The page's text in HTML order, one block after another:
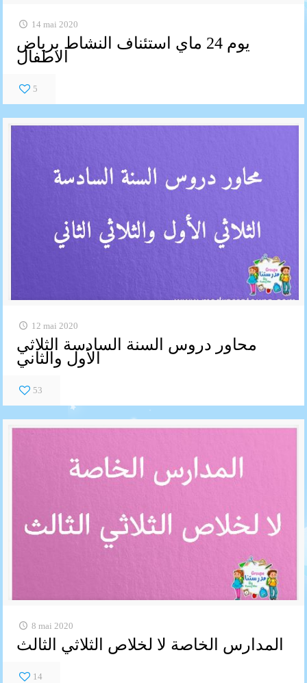
14 mai 2020
يوم 24 ماي استئناف النشاط برياض
الاطفال
5
12 mai 2020
محاور دروس السنة السادسة الثلاثي
الأول والثاني
53
8 mai 2020
المدارس الخاصة لا لخلاص الثلاثي الثالث
14